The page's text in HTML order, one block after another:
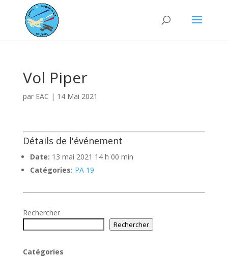
Vol Piper
par EAC | 14 Mai 2021
Détails de l'événement
Date: 13 mai 2021 14 h 00 min
Catégories: PA 19
Rechercher
Rechercher
Catégories